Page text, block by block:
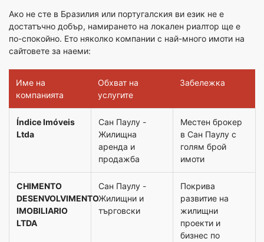
Ако не сте в Бразилия или португалския ви език не е
достатъчно добър, намирането на локален риалтор ще е
по-спокойно. Ето няколко компании с най-много имоти на
сайтовете за наеми:
Име на
компанията
Обхват на
услугите
Забележка
Índice Imóveis
Ltda
Сан Паулу -
Жилищна
аренда и
продажба
Местен брокер
в Сан Паулу с
голям брой
имоти
CHIMENTO
DESENVOLVIMENTO
IMOBILIARIO
LTDA
Сан Паулу -
Жилищни и
търговски
Покрива
развитие на
жилищни
проекти и
бизнес по